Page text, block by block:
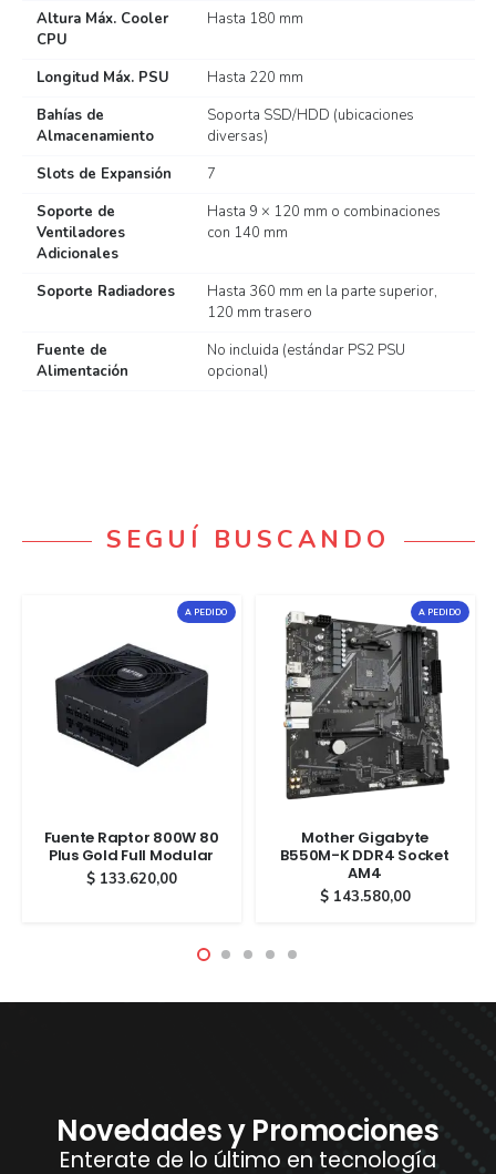
Altura Máx. Cooler
CPU
Hasta 180 mm
Longitud Máx. PSU
Hasta 220 mm
Bahías de
Almacenamiento
Soporta SSD/HDD (ubicaciones
diversas)
Slots de Expansión
7
Soporte de
Ventiladores
Adicionales
Hasta 9 × 120 mm o combinaciones
con 140 mm
Soporte Radiadores
Hasta 360 mm en la parte superior,
120 mm trasero
Fuente de
Alimentación
No incluida (estándar PS2 PSU
opcional)
SEGUÍ BUSCANDO
A PEDIDO
Fuente Raptor 800W 80
Plus Gold Full Modular
$133.620,00
A PEDIDO
Mother Gigabyte
B550M-K DDR4 Socket
AM4
$143.580,00
Novedades y Promociones
Enterate de lo último en tecnología